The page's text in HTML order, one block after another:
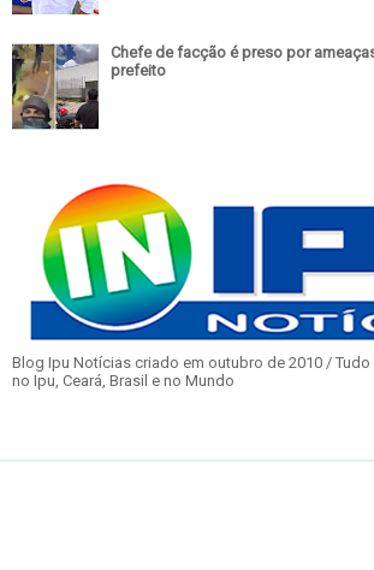
Chefe de facção é preso por
prefeito
Blog Ipu Notícias criado em outubro de 2010 /
no Ipu, Ceará, Brasil e no Mundo